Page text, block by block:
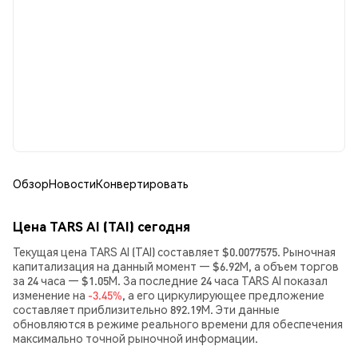
ОбзорНовостиКонвертировать
Цена TARS AI (TAI) сегодня
Текущая цена TARS AI (TAI) составляет $0.0077575. Рыночная
капитализация на данный момент — $6.92M, а объем торгов
за 24 часа — $1.05M. За последние 24 часа TARS AI показал
изменение на -3.45%, а его циркулирующее предложение
составляет приблизительно 892.19M. Эти данные
обновляются в режиме реального времени для обеспечения
максимально точной рыночной информации.